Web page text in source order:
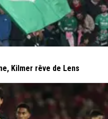
Kilmer rêve de Lens